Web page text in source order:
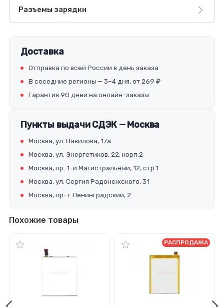
Разъемы зарядки
Доставка
Отправка по всей России в день заказа
В соседние регионы — 3–4 дня, от 269 ₽
Гарантия 90 дней на онлайн-заказы
Пункты выдачи СДЭК — Москва
Москва, ул. Вавилова, 17а
Москва, ул. Энергетиков, 22, корп.2
Москва, пр. 1-й Магистральный, 12, стр.1
Москва, ул. Сергия Радонежского, 31
Москва, пр-т Ленинградский, 2
Похожие товары
РАСПРОДАЖА